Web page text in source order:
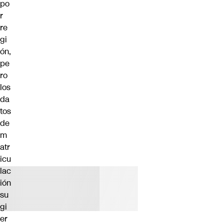
po
r
re
gi
ón,
pe
ro
los
da
tos
de
m
atr
icu
lac
ión
su
gi
er